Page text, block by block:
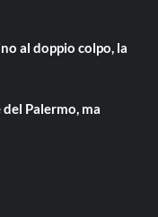
al doppio colpo, la
Palermo, ma